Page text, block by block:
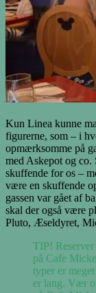
Kun Linea kunne
figurerne, som – i
opmærksomme på
med Askepot og co.
skuffende for os –
være en skuffende
gassen var gået af
skal der også være
Pluto, Æseldyret,
TIP! Reserver
på Cafe
typer er
er lang. Vær